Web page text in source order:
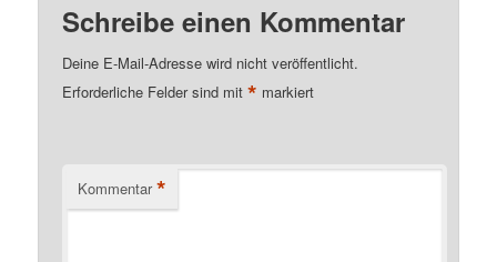
Schreibe einen Kommentar
Deine E-Mail-Adresse wird nicht veröffentlicht.
Erforderliche Felder sind mit* markiert
Kommentar *